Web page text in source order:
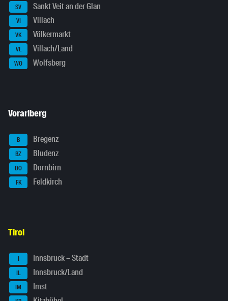
SV Sankt Veit an der Glan
VI Villach
VK Völkermarkt
VL Villach/Land
WO Wolfsberg
Vorarlberg
B Bregenz
BZ Bludenz
DO Dornbirn
FK Feldkirch
Tirol
I Innsbruck – Stadt
IL Innsbruck/Land
IM Imst